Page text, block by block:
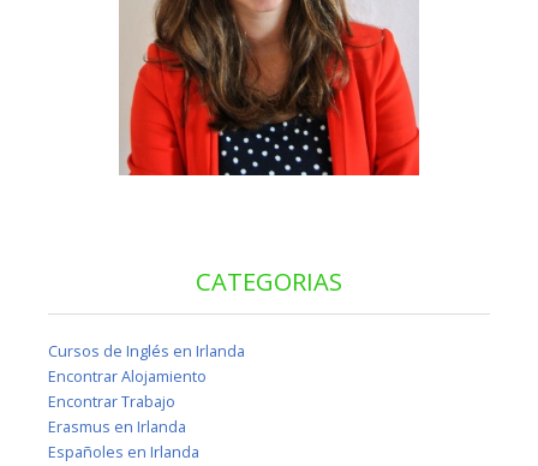
CATEGORIAS
Cursos de Inglés en Irlanda
Encontrar Alojamiento
Encontrar Trabajo
Erasmus en Irlanda
Españoles en Irlanda